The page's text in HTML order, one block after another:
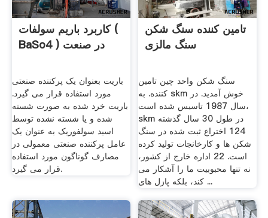
کاربرد باریم سولفات (
BaSo4 ) در صنعت
باریت بعنوان یک پرکننده صنعتی
مورد استفاده قرار می گیرد.
باریت خرد شده به صورت شسته
شده و یا شسته نشده توسط
اسید سولفوریک به عنوان یک
عامل پرکننده صنعتی معمولی در
مصارف گوناگون مورد استفاده
قرار می گیرد.
تامین کننده سنگ شکن
سنگ مالزی
سنگ شکن واحد چین تامین
کننده. به skm خوش آمدید. در
سال 1987 تاسیس شده است،
skm در طول 30 سال گذشته
124 اختراع ثبت شده در سنگ
شکن ها و کارخانجات تولید کرده
است. 22 اداره خارج از کشور،
نه تنها محبوبیت ما را آشکار می
کند، بلکه پازل های ...